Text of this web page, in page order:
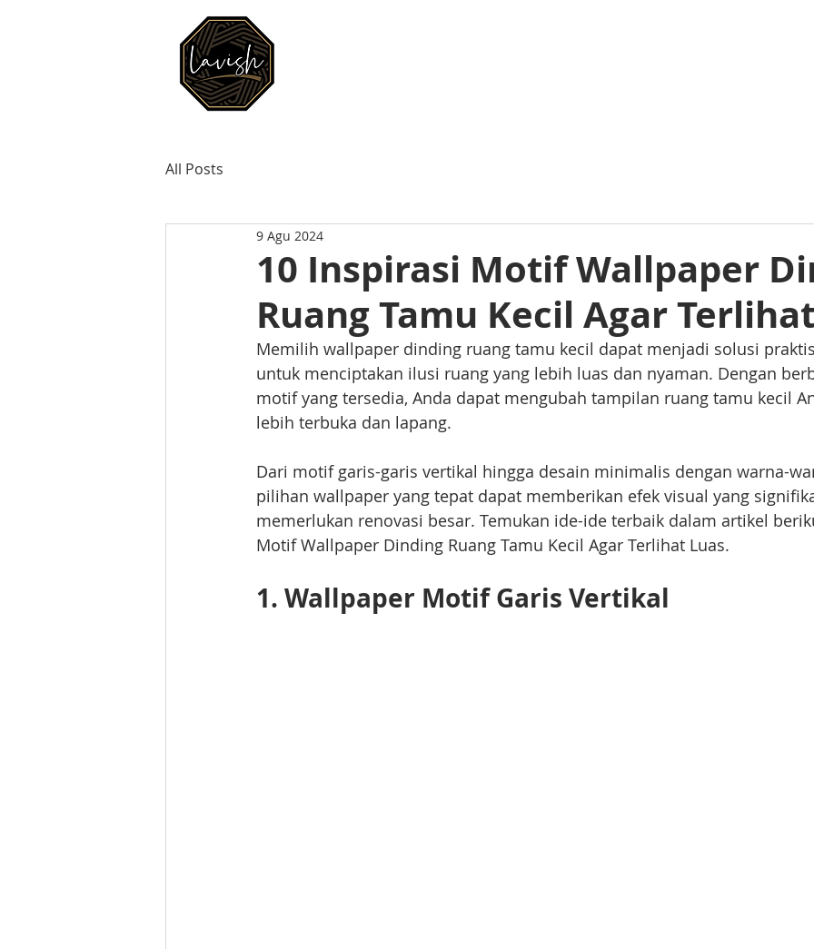
All Posts
10 Inspirasi Motif Wallpaper
Ruang Tamu Kecil Agar
9 Agu 2024
Memilih wallpaper dinding ruang tamu kecil dapat menjadi solusi
untuk menciptakan ilusi ruang yang lebih luas dan nyaman. Dengan
motif yang tersedia, Anda dapat mengubah tampilan ruang tamu kecil
lebih terbuka dan lapang.
Dari motif garis-garis vertikal hingga desain minimalis dengan warna-
pilihan wallpaper yang tepat dapat memberikan efek visual yang
memerlukan renovasi besar. Temukan ide-ide terbaik dalam artikel
Motif Wallpaper Dinding Ruang Tamu Kecil Agar Terlihat Luas.
1. Wallpaper Motif Garis Vertikal